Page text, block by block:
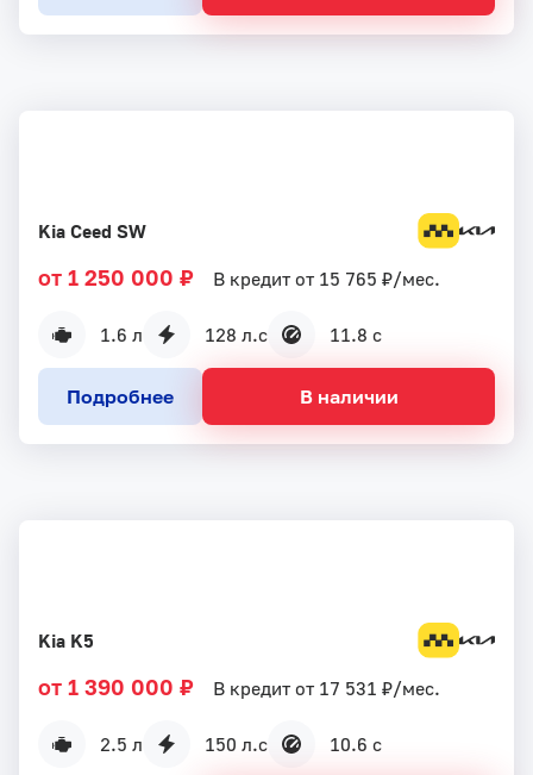
Kia Ceed SW
1.6 л 128 л.с 11.8 с
от 1 250 000 ₽ В кредит от 15 765 ₽/мес.
Подробнее В наличии
Kia K5
2.5 л 150 л.с 10.6 с
от 1 390 000 ₽ В кредит от 17 531 ₽/мес.